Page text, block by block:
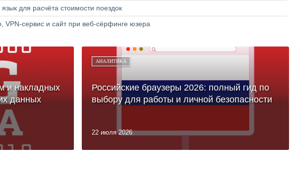
для расчёта стоимости поездок
VPN-сервис и сайт при веб-сёрфинге юзера
и накладных
данных
АНАЛИТИКА
Российские браузеры 2026: полный гид по
выбору для работы и личной безопасности
22 июля 2026